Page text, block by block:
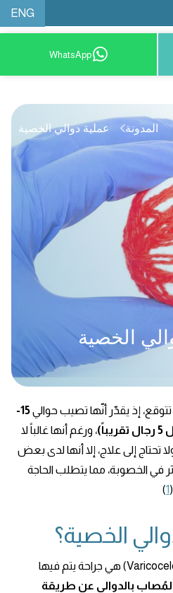
ENG
8001209999
WhatsApp
الخصية
المدونة عملية دوالي الخصية
إذ يقدّر أنّها تصيب حوالي
15-
، ورغم أنها غالباً لا
إلى علاج، إلا أنها لدى بعض
في الخصوبة، مما يتطلب الحاجة
1
)
الخصية؟
بالدوالي عن طريقة